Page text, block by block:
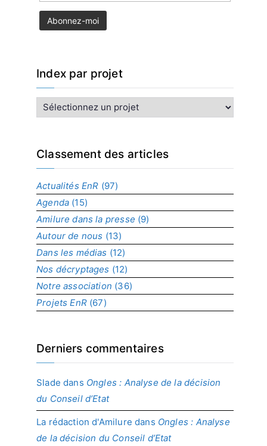
Index par projet
n
x
r
p
r
o
j
e
t
Classement des articles
Actualités EnR (97)
Agenda (15)
Amilure dans la presse (9)
Autour de nous (13)
Dans les médias (12)
Nos décryptages (12)
Notre association (36)
Projets EnR(67)
Derniers commentaires
Slade dans Ongles : Analyse de la décision
du Conseil d’Etat
La rédaction d'Amilure dans Ongles : Analyse
de la décision du Conseil d’Etat